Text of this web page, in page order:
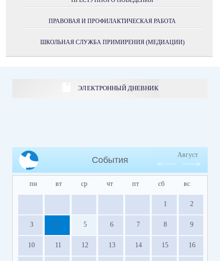
ПРАВОВАЯ И ПРОФИЛАКТИЧЕСКАЯ РАБОТА
ШКОЛЬНАЯ СЛУЖБА ПРИМИРЕНИЯ (МЕДИАЦИИ)
ЭЛЕКТРОННЫЙ ДНЕВНИК
События
Август
пн вт ср чт пт сб вс
1 2
3 4 5 6 7 8 9
10 11 12 13 14 15 16